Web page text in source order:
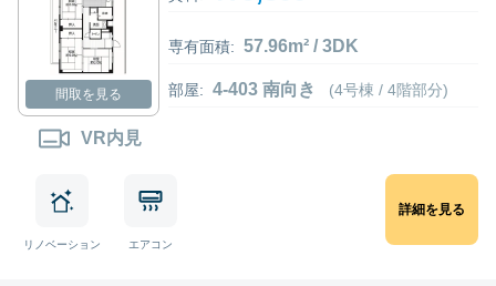
間取を見る
VR内見
専有面積: 57.96m² / 3DK
部屋: 4-403 南向き (4号棟 / 4階部分)
リノベーション エアコン
詳細を見る